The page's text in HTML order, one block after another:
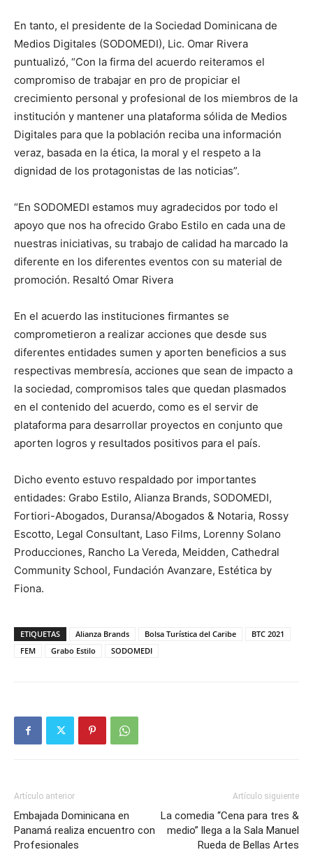
En tanto, el presidente de la Sociedad Dominicana de
Medios Digitales (SODOMEDI), Lic. Omar Rivera
puntualizó, “Con la firma del acuerdo reiteramos el
compromiso de trabajar en pro de propiciar el
crecimiento personal y profesional de los miembros de la
institución y mantener una plataforma sólida de Medios
Digitales para que la población reciba una información
veraz, basada en la ética, la moral y el respeto a la
dignidad de los protagonistas de las noticias”.
“En SODOMEDI estamos muy agradecidos por todo el
apoyo que nos ha ofrecido Grabo Estilo en cada una de
nuestras iniciativas, su trabajo de calidad ha marcado la
diferente en los diferentes eventos con su material de
promoción. Resaltó Omar Rivera
En el acuerdo las instituciones firmantes se
comprometieron a realizar acciones que desde sus
diferentes entidades sumen y aporten beneficios a sus
respectivas membresía, acciones que sean de impacto a
la sociedad, compromisos tales que quedan plasmados
en el contenido del acuerdo, como es el servir de
plataforma para desarrollar proyectos en conjunto que
aporten logros y resultados positivos para el país.
Dicho evento estuvo respaldado por importantes
entidades: Grabo Estilo, Alianza Brands, SODOMEDI,
Fortiori-Abogados, Duransa/Abogados & Notaria, Rossy
Escotto, Legal Consultant, Laso Films, Lorenny Solano
Producciones, Rancho La Vereda, Meidden, Cathedral
Community School, Fundación Avanzare, Estética by
Fiona.
ETIQUETAS Alianza Brands Bolsa Turística del Caribe
BTC 2021
FEM
Grabo Estilo SODOMEDI
Artículo anterior
Embajada Dominicana en
Panamá realiza encuentro con
Profesionales
Artículo siguiente
La comedia “Cena para tres &
medio” llega a la Sala Manuel
Rueda de Bellas Artes